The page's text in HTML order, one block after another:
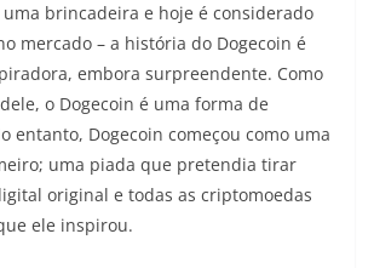
uma brincadeira e hoje é considerado
mercado – a história do Dogecoin é
embora surpreendente. Como
o Dogecoin é uma forma de
entanto, Dogecoin começou como uma
uma piada que pretendia tirar
original e todas as criptomoedas
ele inspirou.